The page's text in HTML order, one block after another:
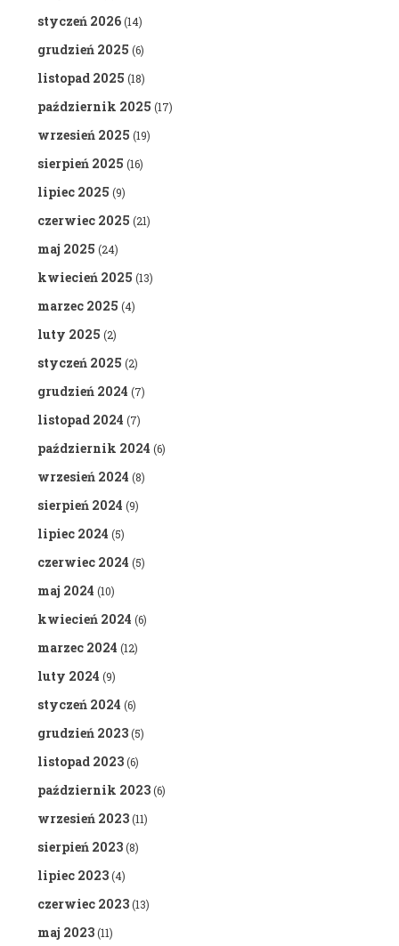
styczeń 2026(14)
grudzień 2025 (6)
listopad 2025 (18)
październik 2025 (17)
wrzesień 2025 (19)
sierpień 2025 (16)
lipiec 2025 (9)
czerwiec 2025 (21)
maj 2025 (24)
kwiecień 2025 (13)
marzec 2025 (4)
luty 2025 (2)
styczeń 2025 (2)
grudzień 2024 (7)
listopad 2024 (7)
październik 2024 (6)
wrzesień 2024 (8)
sierpień 2024 (9)
lipiec 2024 (5)
czerwiec 2024 (5)
maj 2024 (10)
kwiecień 2024 (6)
marzec 2024 (12)
luty 2024 (9)
styczeń 2024 (6)
grudzień 2023(5)
listopad 2023(6)
październik 2023(6)
wrzesień 2023(11)
sierpień 2023(8)
lipiec 2023(4)
czerwiec 2023(13)
maj 2023(11)